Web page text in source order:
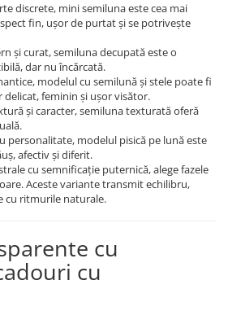
discrete, mini semiluna este cea mai
fin, ușor de purtat și se potrivește
și curat, semiluna decupată este o
dar nu încărcată.
modelul cu semilună și stele poate fi
delicat, feminin și ușor visător.
și caracter, semiluna texturată oferă
personalitate, modelul pisică pe lună este
afectiv și diferit.
cu semnificație puternică, alege fazele
Aceste variante transmit echilibru,
cu ritmurile naturale.
cu
cu